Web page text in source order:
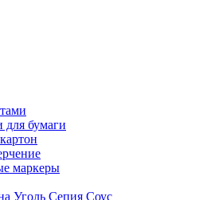
для бумаги
маркеры
Уголь Сепия Соус